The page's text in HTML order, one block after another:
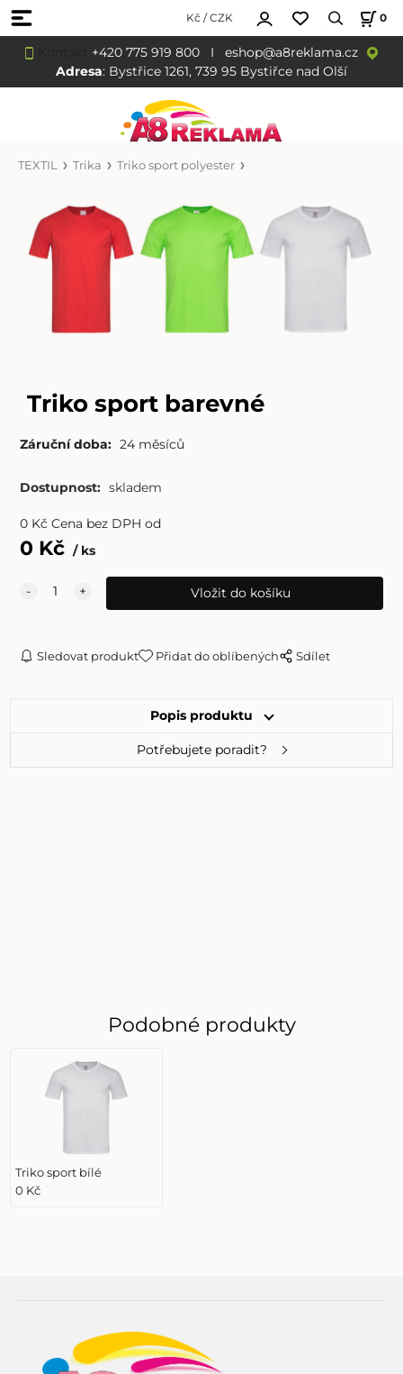
Kč / CZK 0
+420 775 919 800I
eshop@a8reklama.cz
Adresa: Bystřice 1261, 739 95 Bystiřce nad Olší
TEXTIL Trika Triko sport polyester
Triko sport barevné
Záruční doba: 24 měsíců
Dostupnost: skladem
0Kč Cena bez DPH od
0 Kč ks
Sledovat produkt Přidat do oblíbených Sdílet
Popis produktu
Potřebujete poradit?
Podobné produkty
Triko sport bílé
0 Kč